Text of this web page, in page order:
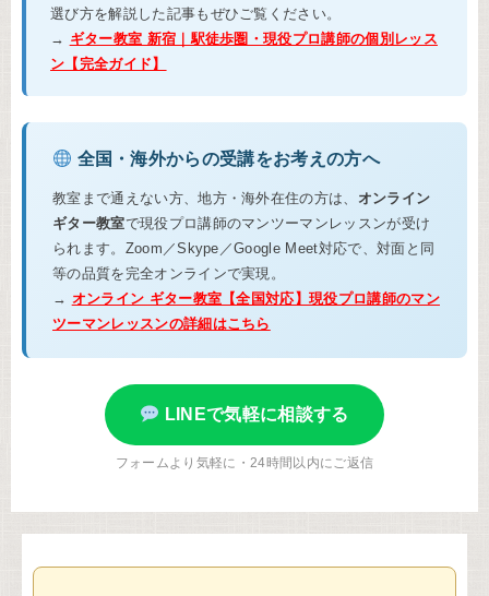
選び方を解説した記事もぜひご覧ください。
→ ギター教室 新宿｜駅徒歩圏・現役プロ講師の個別レッス
ン【完全ガイド】
全国・海外からの受講をお考えの方へ
教室まで通えない方、地方・海外在住の方は、 オンライン
ギター教室で現役プロ講師のマンツーマンレッスンが受け
られます。Zoom／Skype／Google Meet対応で、対面と同
等の品質を完全オンラインで実現。
→ オンライン ギター教室【全国対応】現役プロ講師のマン
ツーマンレッスンの詳細はこちら
LINEで気軽に相談する
フォームより気軽に・24時間以内にご返信